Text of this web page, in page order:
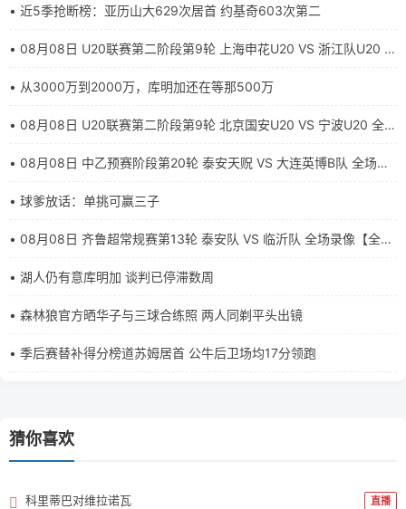
• 近5季抢断榜：亚历山大629次居首 约基奇603次第二
• 08月08日 U20联赛第二阶段第9轮 上海申花U20 VS 浙江队U20 全
• 从3000万到2000万，库明加还在等那500万
• 08月08日 U20联赛第二阶段第9轮 北京国安U20 VS 宁波U20 全场
• 08月08日 中乙预赛阶段第20轮 泰安天贶 VS 大连英博B队 全场录
• 球爹放话：单挑可赢三子
• 08月08日 齐鲁超常规赛第13轮 泰安队 VS 临沂队 全场录像【全场
• 湖人仍有意库明加 谈判已停滞数周
• 森林狼官方晒华子与三球合练照 两人同剃平头出镜
• 季后赛替补得分榜道苏姆居首 公牛后卫场均17分领跑
猜你喜欢
科里蒂巴对维拉诺瓦 直播